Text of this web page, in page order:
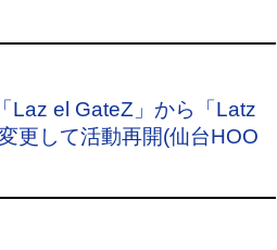
Laz el GateZ」から「Latz
更して活動再開(仙台HOO